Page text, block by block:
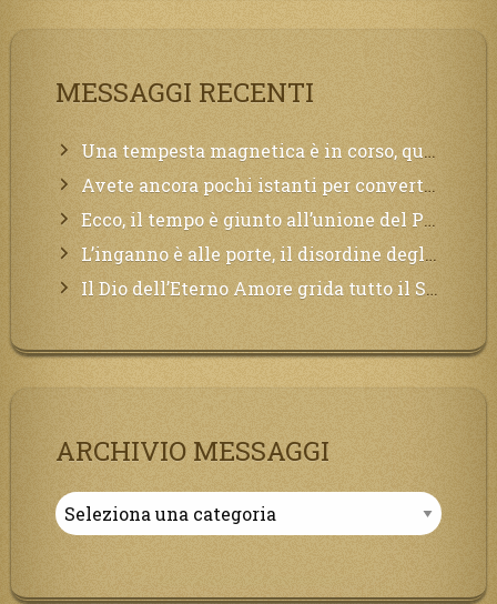
MESSAGGI RECENTI
Una tempesta magnetica è in corso, questa generazione patirà. Il black out non tarderà ad arrivare e tutta la Terra sarà oscurata.
Avete ancora pochi istanti per convertirvi, non perdete tempo, la sciagura arriverà all’improvviso e per chi non si sarà preparato saranno dolori.
Ecco, il tempo è giunto all’unione del Padre con il figlio, non avete che da attendere pochissimo.
L’inganno è alle porte, il disordine degli ordinati urlerà perdono, ma sarà troppo tardi, il tradimento è stato grande!
Il Dio dell’Eterno Amore grida tutto il Suo bene per i Suoi,richiama a Sé i lontani, affinché si pentano e tornino a Lui:
ARCHIVIO MESSAGGI
Archivio
Messaggi